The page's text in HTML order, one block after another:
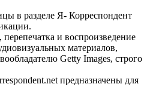
в разделе Я- Корреспондент
и воспроизведение
материалов,
Getty Images, строго
предназначены для